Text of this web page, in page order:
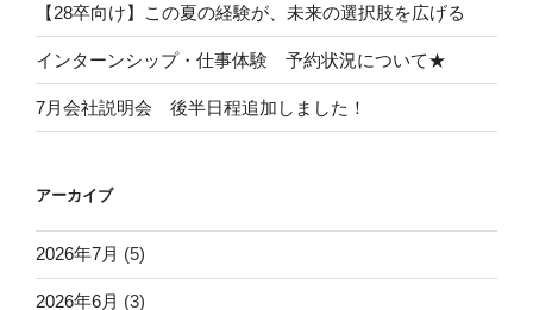
【28卒向け】この夏の経験が、未来の選択肢を広げる
インターンシップ・仕事体験 予約状況について★
7月会社説明会 後半日程追加しました！
アーカイブ
2026年7月 (5)
2026年6月 (3)